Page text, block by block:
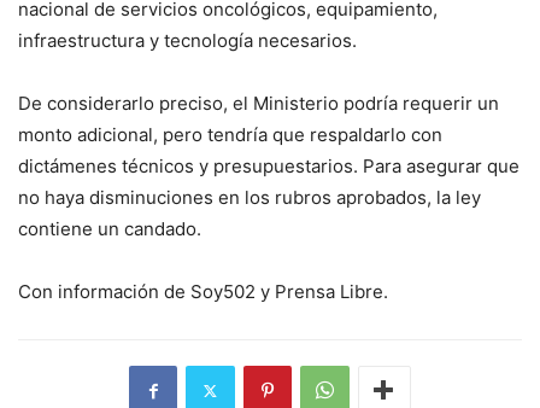
nacional de servicios oncológicos, equipamiento,
infraestructura y tecnología necesarios.
De considerarlo preciso, el Ministerio podría requerir un
monto adicional, pero tendría que respaldarlo con
dictámenes técnicos y presupuestarios. Para asegurar que
no haya disminuciones en los rubros aprobados, la ley
contiene un candado.
Con información de Soy502 y Prensa Libre.